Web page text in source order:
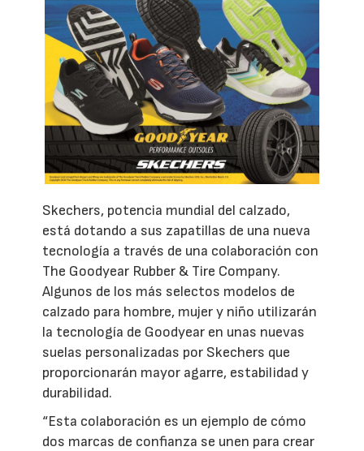
Skechers, potencia mundial del calzado,
está dotando a sus zapatillas de una nueva
tecnología a través de una colaboración con
The Goodyear Rubber & Tire Company.
Algunos de los más selectos modelos de
calzado para hombre, mujer y niño utilizarán
la tecnología de Goodyear en unas nuevas
suelas personalizadas por Skechers que
proporcionarán mayor agarre, estabilidad y
durabilidad.
“Esta colaboración es un ejemplo de cómo
dos marcas de confianza se unen para crear